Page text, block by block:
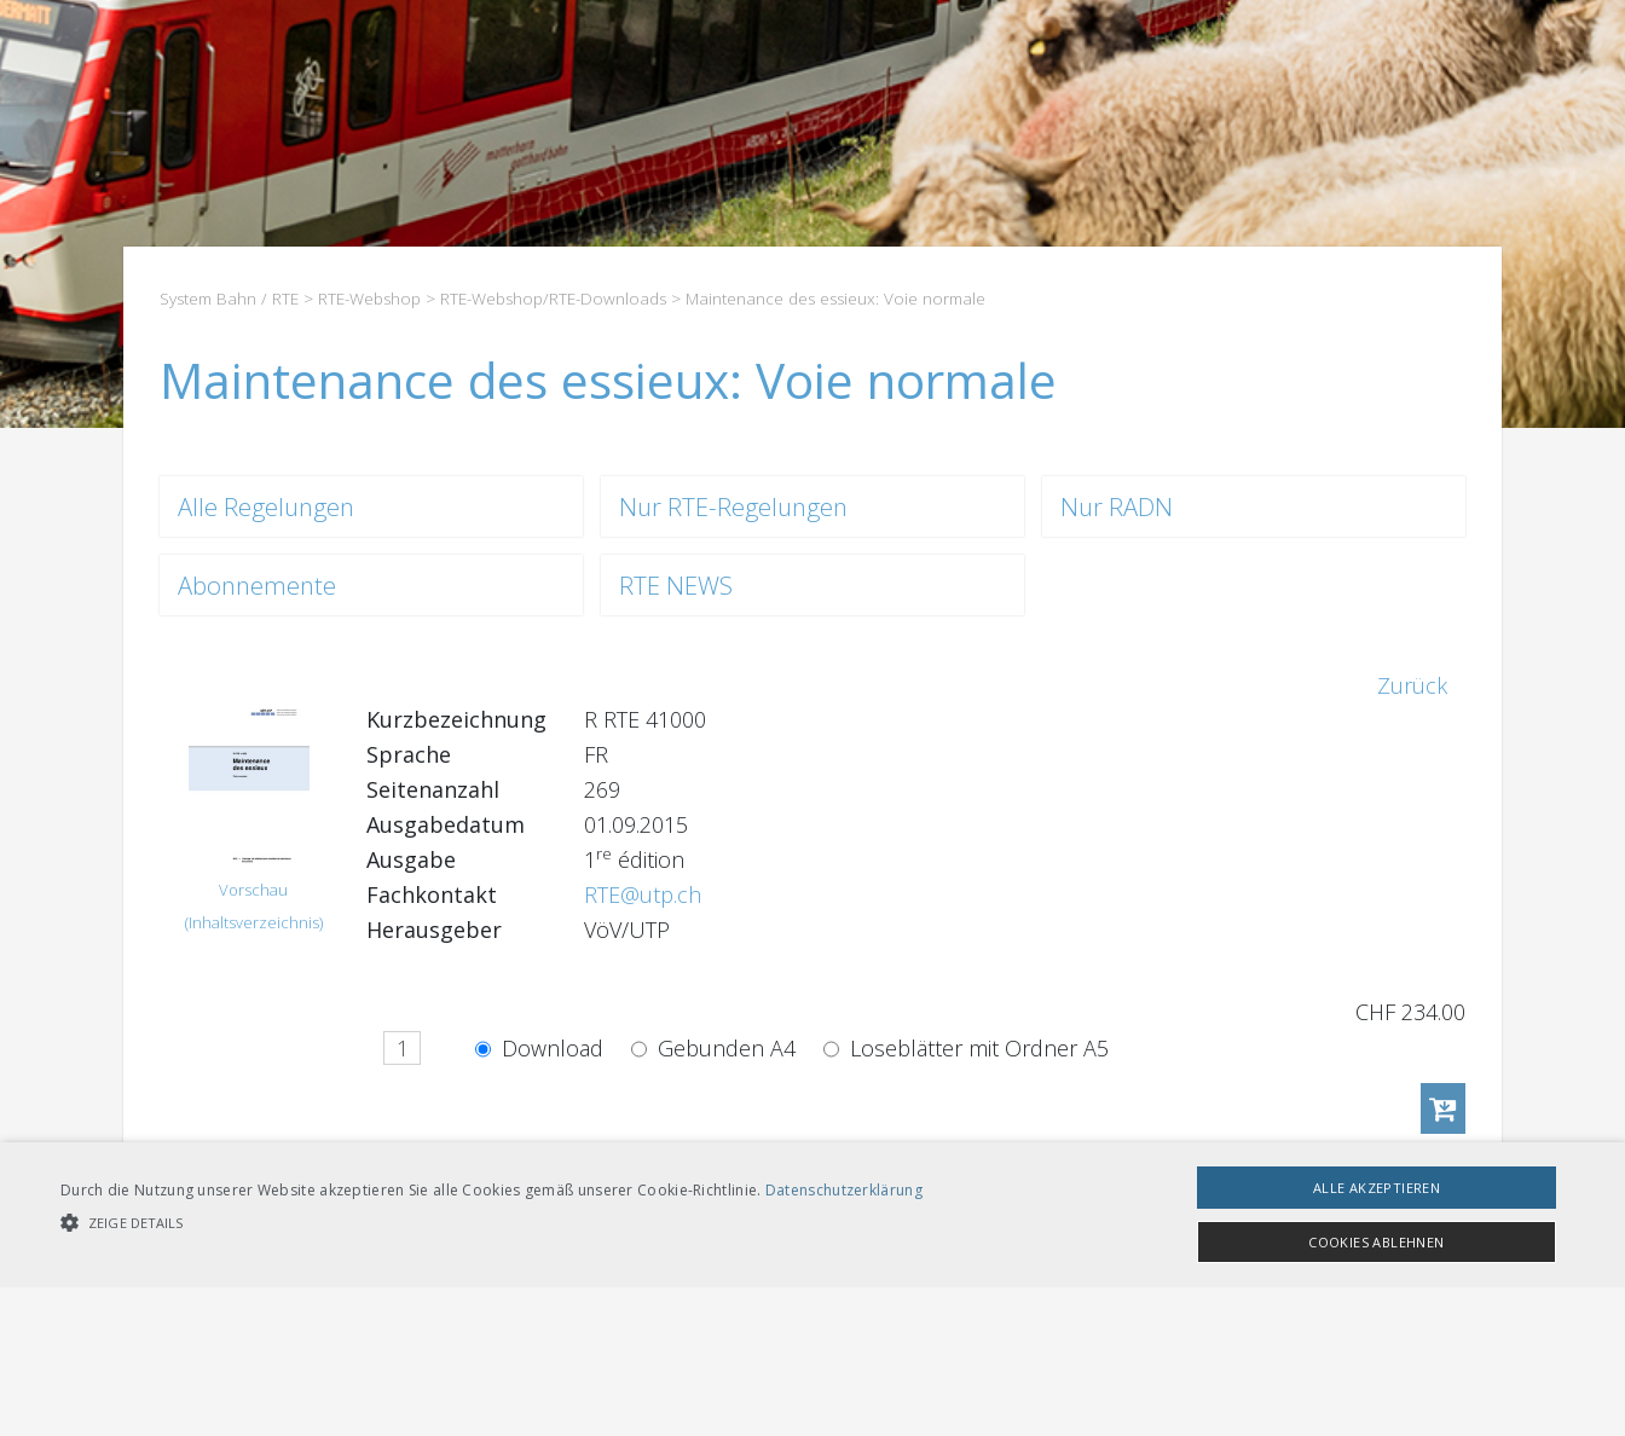
System Bahn / RTE > RTE-Webshop > RTE-Webshop/RTE-Downloads > Maintenance des essieux: Voie normale
Maintenance des essieux: Voie normale
Alle Regelungen Nur RTE-Regelungen Nur RADN
Abonnemente RTE NEWS
Zurück
Vorschau
(Inhaltsverzeichnis)
Kurzbezeichnung
R RTE 41000
Sprache
FR
Seitenanzahl
269
Ausgabedatum
01.09.2015
Ausgabe
1 re édition
Fachkontakt
RTE@utp.ch
Herausgeber
VöV/UTP
CHF 234.00
Download
Gebunden A4 Loseblätter mit Ordner A5
Andere Sprachversionen
CHF 234.00
Durch die Nutzung unserer Website akzeptieren Sie alle Cookies gemäß unserer Cookie-Richtlinie. Datenschutzerklärung
ZEIGE DETAILS
ALLE AKZEPTIEREN
COOKIES ABLEHNEN